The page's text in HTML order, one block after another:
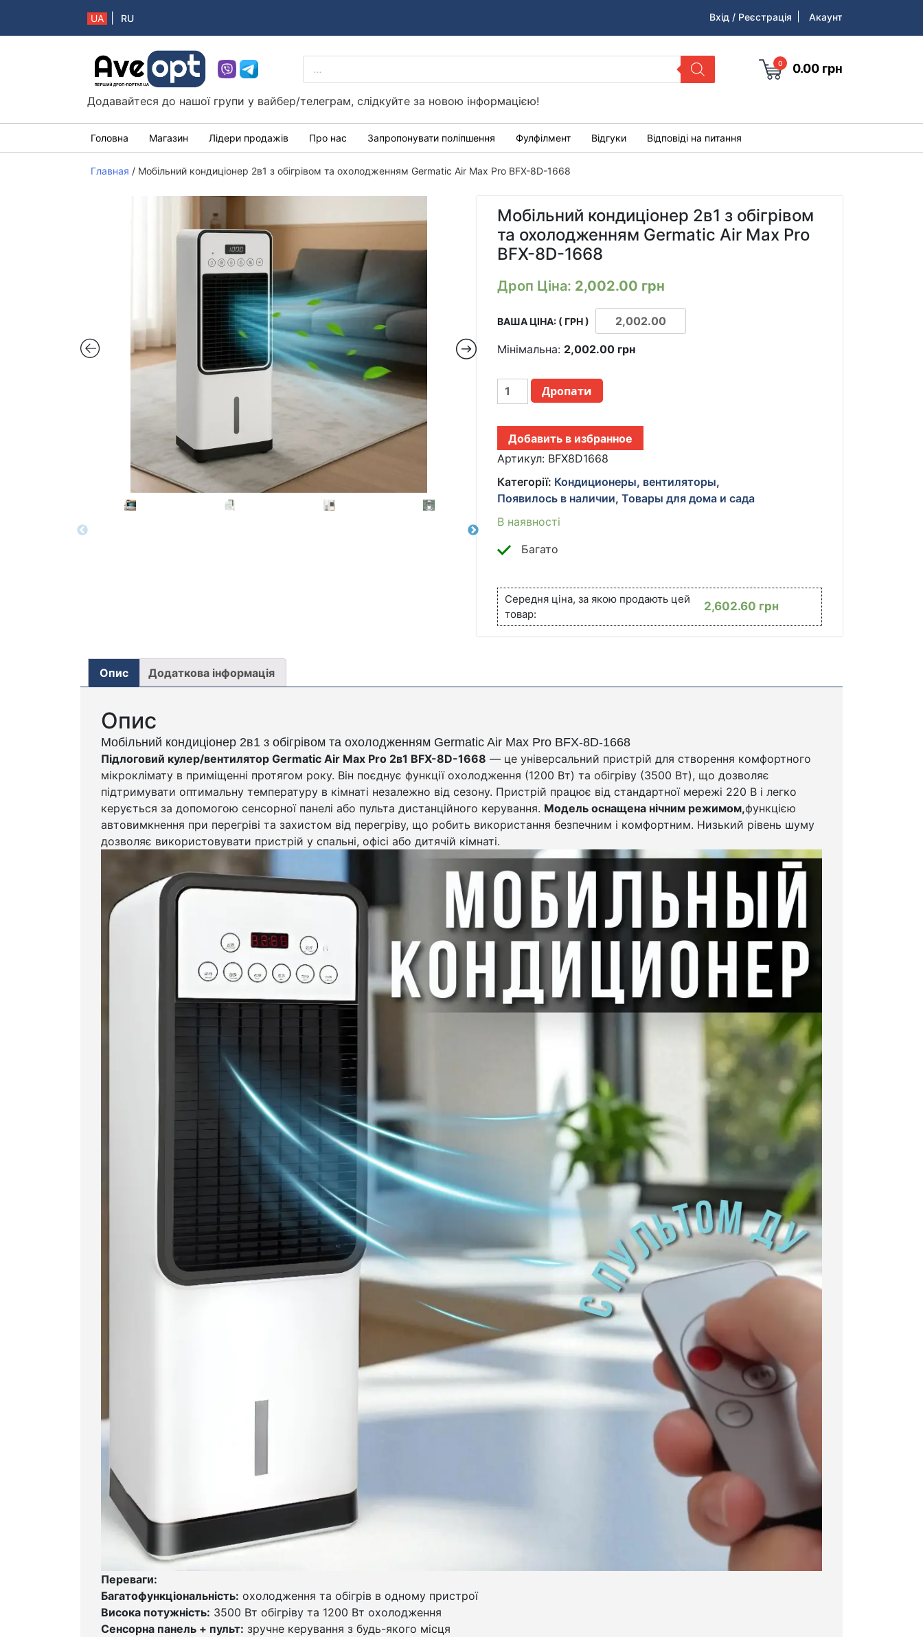
UA RU Вхід / Реєстрація Акаунт
Aveopt – оптова дропшипінг платформа в Україні
PRODUCTS
SEARCH
0 0.00 грн
Додавайтеся до нашої групи у вайбер/телеграм, слідкуйте за новою інформацією!
Головна Магазин Лідери продажів Про нас Запропонувати поліпшення Фулфілмент Відгуки Відповіді на питання
Главная / Мобільний кондиціонер 2в1 з обігрівом та охолодженням Germatic Air Max Pro BFX-8D-1668
Мобільний кондиціонер 2в1 з обігрівом
та охолодженням Germatic Air Max Pro
BFX-8D-1668
Дроп Ціна: 2,002.00 грн
ВАША ЦІНА: ( ГРН )
Мінімальна: 2,002.00 грн
МОБИЛЬНЫЙ
КОНДИЦИОНЕР
С
ОБОГРЕВОМ
И
GERMATIC
AIR
MAX
PRO
BFX-
8D-
КІЛЬКІСТЬ
Дропати
Добавить в избранное
Артикул: BFX8D1668
Категорії: Кондиционеры, вентиляторы,
Появилось в наличии,Товары для дома и сада
В наявності
Багато
Середня ціна, за якою продають цей
товар:
2,602.60 грн
Опис Додаткова інформація
Опис
Мобільний кондиціонер 2в1 з обігрівом та охолодженням Germatic Air Max Pro BFX-8D-1668
Підлоговий кулер/вентилятор Germatic Air Max Pro 2в1 BFX-8D-1668 — це універсальний пристрій для створення комфортного
мікроклімату в приміщенні протягом року. Він поєднує функції охолодження (1200 Вт) та обігріву (3500 Вт), що дозволяє
підтримувати оптимальну температуру в кімнаті незалежно від сезону. Пристрій працює від стандартної мережі 220 В і легко
керується за допомогою сенсорної панелі або пульта дистанційного керування. Модель оснащена нічним режимом,функцією
автовимкнення при перегріві та захистом від перегріву, що робить використання безпечним і комфортним. Низький рівень шуму
дозволяє використовувати пристрій у спальні, офісі або дитячій кімнаті.
Переваги:
Багатофункціональність: охолодження та обігрів в одному пристрої
Висока потужність: 3500 Вт обігріву та 1200 Вт охолодження
Сенсорна панель + пульт: зручне керування з будь-якого місця